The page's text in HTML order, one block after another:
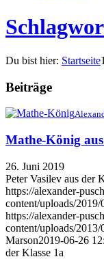
Du bist hier: Startseite1
Beiträge
Mathe-König
26. Juni 2019
Peter Vasilev aus der
https://alexander-
content/uploads/
https://alexander-
content/uploads/
Marson2019-06-26
der Klasse 1a